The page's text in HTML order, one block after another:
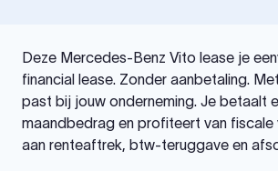
Deze Mercedes-Benz Vito lease je
financial lease. Zonder aanbetaling.
past bij jouw onderneming. Je betaalt
maandbedrag en profiteert van fiscale
aan renteaftrek, btw-teruggave en